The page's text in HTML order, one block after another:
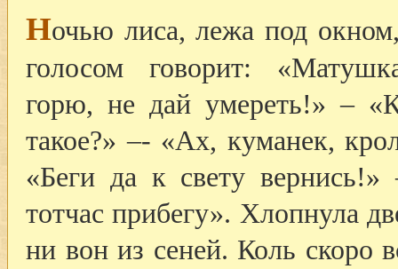
Ночью лиса, лежа под
голосом говорит:
горю, не дай умереть!» –
такое?» –- «Ах, куманек,
«Беги да к свету
тотчас прибегу». Хлопнула
ни вон из сеней. Коль скоро